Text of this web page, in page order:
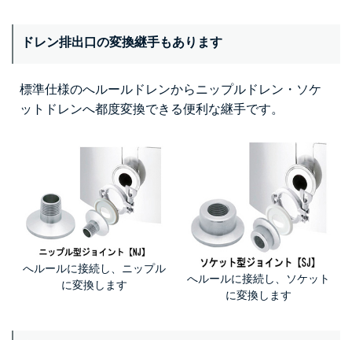
ドレン排出口の変換継手もあります
標準仕様のへルールドレンからニップルドレン・ソケ
ットドレンへ都度変換できる便利な継手です。
へルールに接続し、ニップル
に変換します
へルールに接続し、ソケット
に変換します